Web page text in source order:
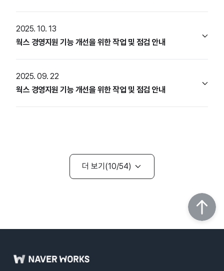
2025. 10. 13
웍스 경영지원 기능 개선을 위한 작업 및 점검 안내
2025. 09. 22
웍스 경영지원 기능 개선을 위한 작업 및 점검 안내
더 보기 10 54